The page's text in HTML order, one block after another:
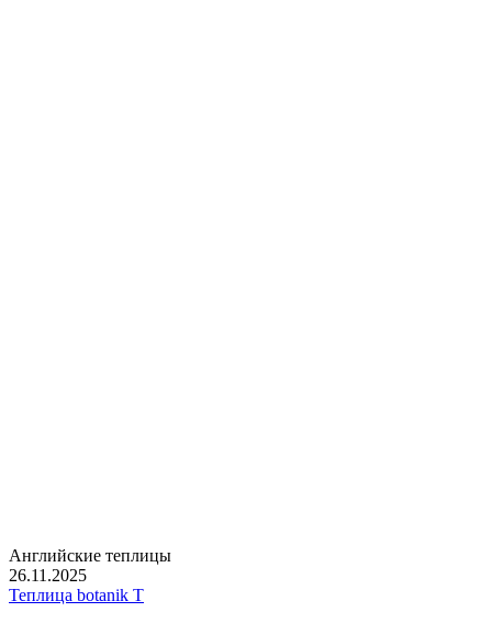
Английские теплицы
26.11.2025
Теплица botanik T